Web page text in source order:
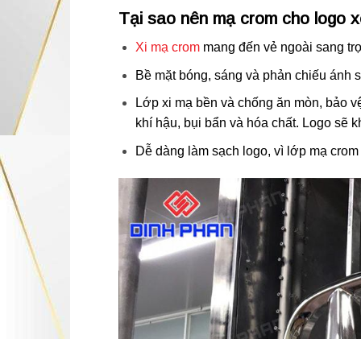
Tại sao nên mạ crom cho logo
Xi mạ crommang đến vẻ ngoài sang
Bề mặt bóng, sáng và phản chiếu ánh
Lớp xi mạ bền và chống ăn mòn, bảo
khí hậu, bụi bẩn và hóa chất. Logo sẽ
Dễ dàng làm sạch logo, vì lớp mạ